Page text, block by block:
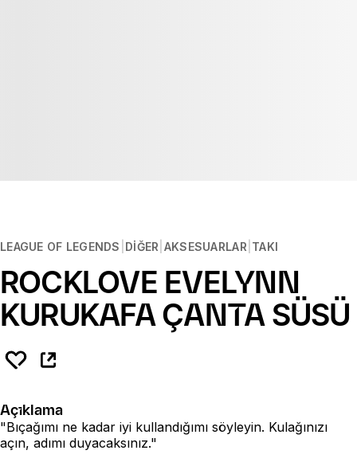
LEAGUE OF LEGENDS DIĞER AKSESUARLAR TAKI
ROCKLOVE EVELYNN
KURUKAFA ÇANTA SÜSÜ
Açıklama
"Bıçağımı ne kadar iyi kullandığımı söyleyin. Kulağınızı
açın, adımı duyacaksınız."